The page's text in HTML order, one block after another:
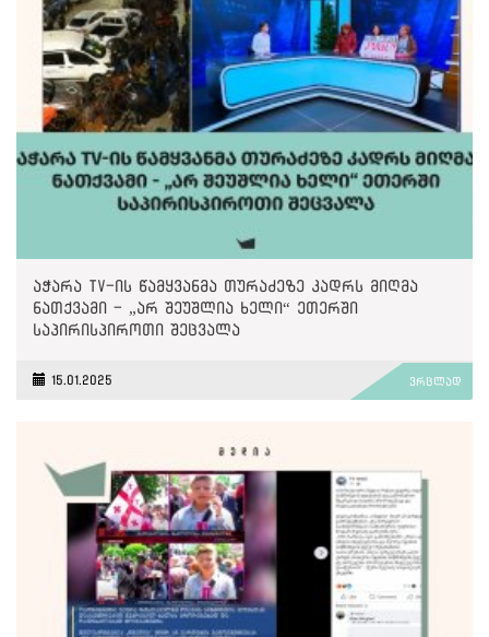
აჭარა TV-ის წამყვანმა თურაძეზე კადრს მიღმა
ნათქვამი - „არ შეუშლია ხელი“ ეთერში
საპირისპიროთი შეცვალა
15.01.2025 ვრცლად